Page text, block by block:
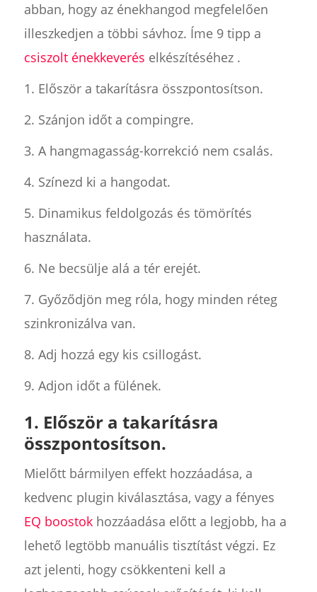
abban, hogy az énekhangod megfelelően
illeszkedjen a többi sávhoz. Íme 9 tipp a
csiszolt énekkeverés elkészítéséhez .
1. Először a takarításra összpontosítson.
2. Szánjon időt a compingre.
3. A hangmagasság-korrekció nem csalás.
4. Színezd ki a hangodat.
5. Dinamikus feldolgozás és tömörítés
használata.
6. Ne becsülje alá a tér erejét.
7. Győződjön meg róla, hogy minden réteg
szinkronizálva van.
8. Adj hozzá egy kis csillogást.
9. Adjon időt a fülének.
1. Először a takarításra
összpontosítson.
Mielőtt bármilyen effekt hozzáadása, a
kedvenc plugin kiválasztása, vagy a fényes
EQ boostokhozzáadása előtt a legjobb, ha a
lehető legtöbb manuális tisztítást végzi. Ez
azt jelenti, hogy csökkenteni kell a